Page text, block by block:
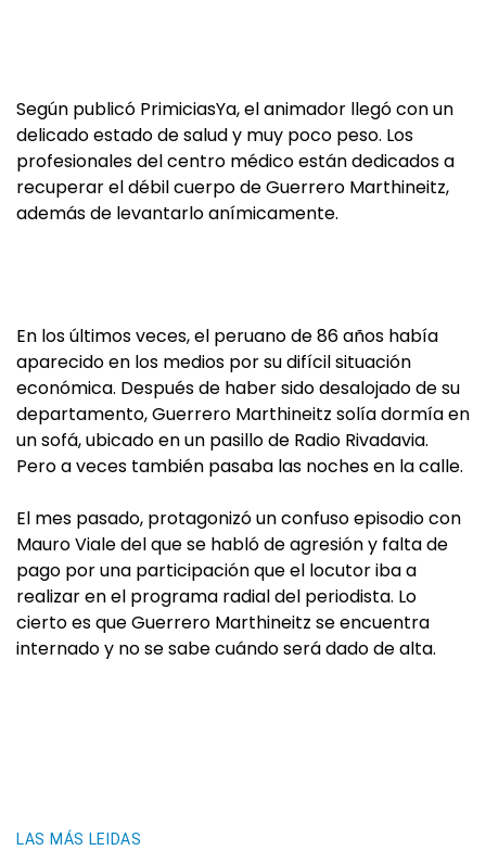
Según publicó PrimiciasYa, el animador llegó con un
delicado estado de salud y muy poco peso. Los
profesionales del centro médico están dedicados a
recuperar el débil cuerpo de Guerrero Marthineitz,
además de levantarlo anímicamente.
En los últimos veces, el peruano de 86 años había
aparecido en los medios por su difícil situación
económica. Después de haber sido desalojado de su
departamento, Guerrero Marthineitz solía dormía en
un sofá, ubicado en un pasillo de Radio Rivadavia.
Pero a veces también pasaba las noches en la calle.
El mes pasado, protagonizó un confuso episodio con
Mauro Viale del que se habló de agresión y falta de
pago por una participación que el locutor iba a
realizar en el programa radial del periodista. Lo
cierto es que Guerrero Marthineitz se encuentra
internado y no se sabe cuándo será dado de alta.
LAS MÁS LEIDAS